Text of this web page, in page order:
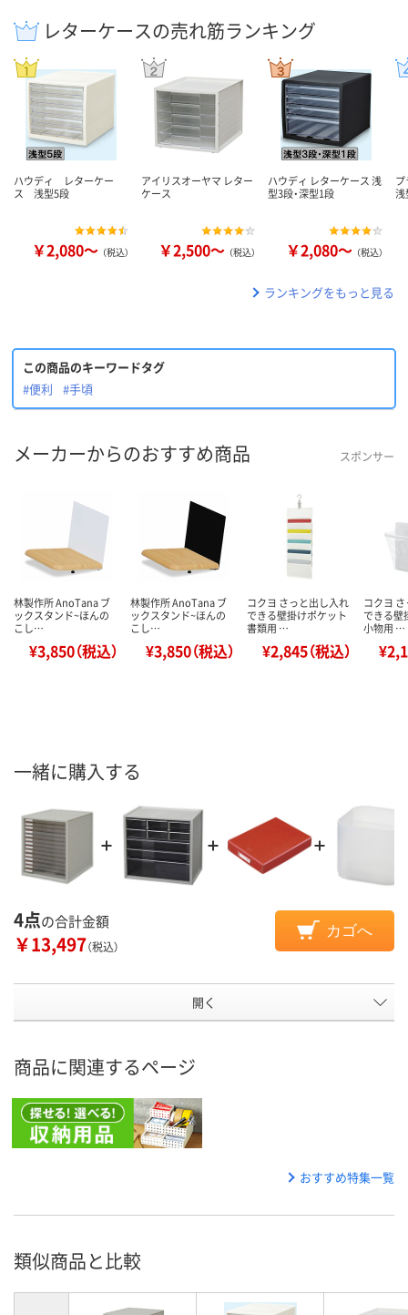
レターケースの売れ筋ランキング
ハウディ レターケー
ス 浅型5段
￥2,080～ （税込）
アイリスオーヤマ レター
ケース
￥2,500～ （税込）
ハウディ レターケース 浅
型3段・深型1段
￥2,080～ （税込）
浅
ランキングをもっと見る
この商品のキーワードタグ
#便利
#手頃
メーカーからのおすすめ商品 スポンサー
林製作所 AnoTana ブ
ックスタンド~ほんの
こし…
¥3,850（税込）
林製作所 AnoTana ブ
ックスタンド~ほんの
こし…
¥3,850（税込）
コクヨ さっと出し入れ
できる壁掛けポケット
書類用 …
¥2,845（税込）
コクヨ
できる壁
小物用 …
一緒に購入する
4点の合計金額
￥13,497（税込）
カゴへ
開く
商品に関連するページ
おすすめ特集一覧
類似商品と比較